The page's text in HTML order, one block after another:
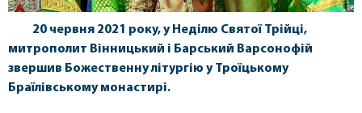
20 червня 2021 року, у Неділю Святої Трійці,
митрополит Вінницький і Барський Варсонофій
звершив Божественну літургію у Троїцькому
Браїлівському монастирі.